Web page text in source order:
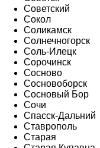
Советский
Сокол
Соликамск
Солнечногорск
Соль-Илецк
Сорочинск
Сосново
Сосновоборск
Сосновый Бор
Сочи
Спасск-Дальний
Ставрополь
Старая